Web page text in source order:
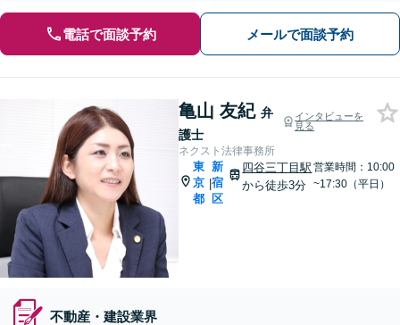
電話で面談予約 メールで面談予約
亀山 友紀 弁
護士
インタビューを
見る
ネクスト法律事務所
東
京
都
|
新
宿
区
四谷三丁目駅
から徒歩3分
営業時間：10:00
~17:30（平日）
不動産・建設業界